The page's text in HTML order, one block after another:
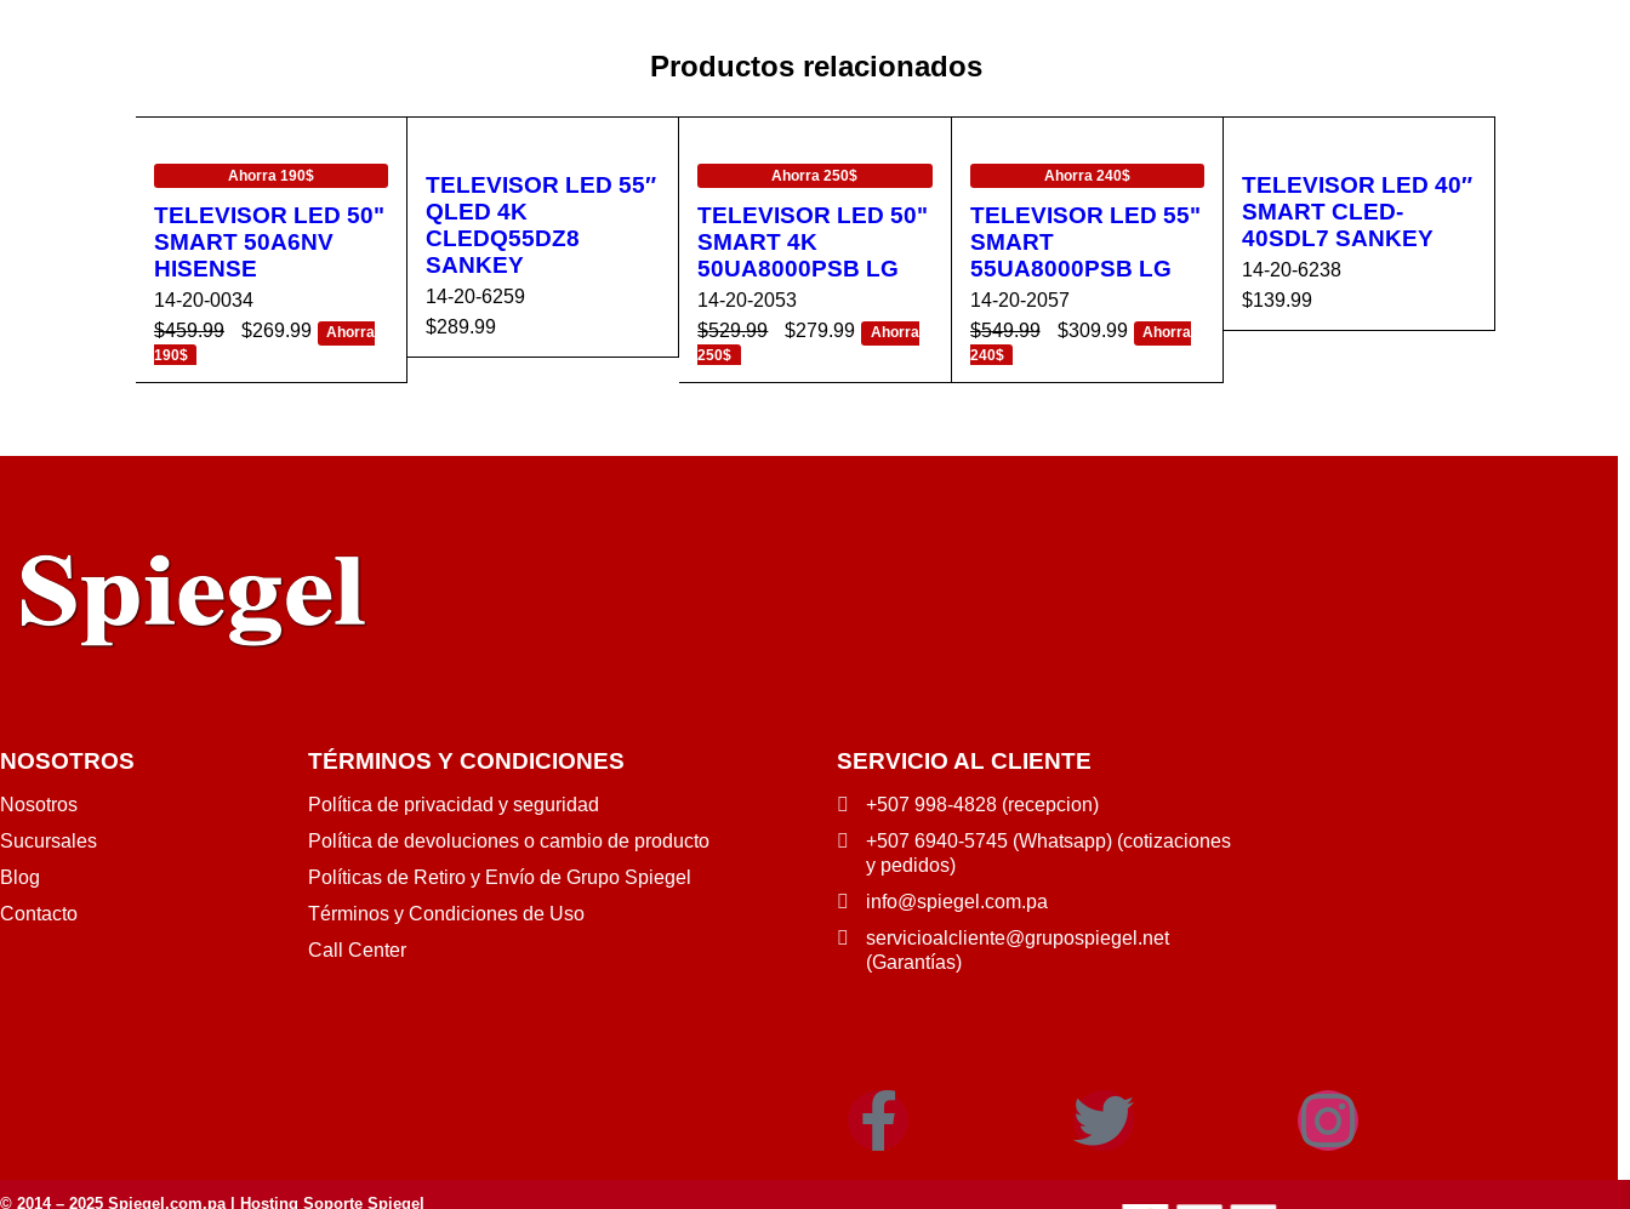
Productos relacionados
Ahorra 190$
TELEVISOR LED 50"
SMART 50A6NV
HISENSE
14-20-0034
$459.99 $269.99
Ahorra
190$
AÑADIR AL CA
VISTA
TELEVISOR LED 55″
QLED 4K
CLEDQ55DZ8
SANKEY
14-20-6259
$289.99
AÑADIR AL CA
VISTA
Ahorra 250$
TELEVISOR LED 50"
SMART 4K
50UA8000PSB LG
14-20-2053
$529.99 $279.99
Ahorra
250$
AÑADIR AL CA
VISTA
Ahorra 240$
TELEVISOR LED 55"
SMART
55UA8000PSB LG
14-20-2057
$549.99 $309.99
Ahorra
240$
AÑADIR AL CA
VISTA
TELEVISOR LED 40″
SMART CLED-
40SDL7 SANKEY
14-20-6238
$139.99
AÑADIR AL CA
VISTA
NOSOTROS
Nosotros
Sucursales
Blog
Contacto
TÉRMINOS Y CONDICIONES
Política de privacidad y seguridad
Política de devoluciones o cambio de producto
Políticas de Retiro y Envío de Grupo Spiegel
Términos y Condiciones de Uso
Call Center
SERVICIO AL CLIENTE
+507 998-4828 (recepcion)
+507 6940-5745 (Whatsapp) (cotizaciones
y pedidos)
info@spiegel.com.pa
servicioalcliente@grupospiegel.net
(Garantías)
© 2014 – 2025 Spiegel.com.pa| Hosting Soporte Spiegel